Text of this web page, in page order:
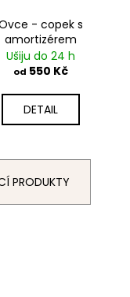
- copek s
amortizérem
Ušiju do 24 h
od 550 Kč
DETAIL
PRODUKTY